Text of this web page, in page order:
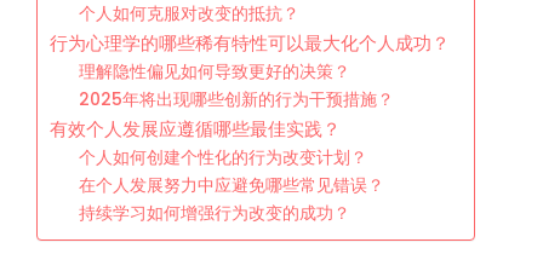
个人如何克服对改变的抵抗？
行为心理学的哪些稀有特性可以最大化个人成功？
理解隐性偏见如何导致更好的决策？
2025年将出现哪些创新的行为干预措施？
有效个人发展应遵循哪些最佳实践？
个人如何创建个性化的行为改变计划？
在个人发展努力中应避免哪些常见错误？
持续学习如何增强行为改变的成功？